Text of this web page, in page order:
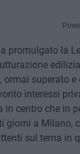
promulgato la
ormai superato
interessi
in centro che in
giorni a Milano,
sul tema in